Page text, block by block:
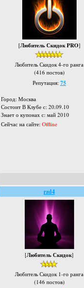
[Любитель Скидок PRO]
Любитель Скидок 4-го ранга
(416 постов)
Репутация: 75
Город: Москва
Состоит В Клубе с: 20.09.10
Знает о купонах с: май 2010
Сейчас на сайте: Offline
rzd4
[Любитель Скидок]
Любитель Скидок 1-го ранга
(146 постов)